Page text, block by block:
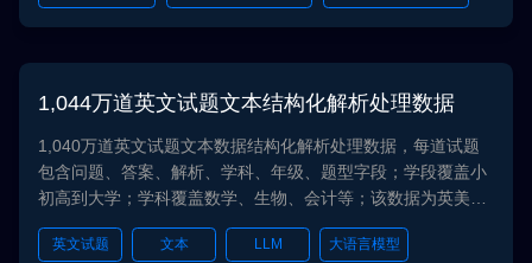
思维链训练数据集
1,044万道英文试题文本结构化解析处理数据
1,040万道英文试题文本数据结构化解析处理数据，每道试题
包含问题、答案、解析、学科、年级、题型字段；学段覆盖小
初高到大学；学科覆盖数学、生物、会计等；该数据为英美体
系下试题文本，可用于大模型学科知识增强
英文试题 文本 LLM 大语言模型